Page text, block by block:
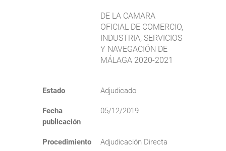
DE LA CAMARA
OFICIAL DE COMERCIO,
INDUSTRIA, SERVICIOS
Y NAVEGACIÓN DE
MÁLAGA 2020-2021
Estado Adjudicado
Fecha
publicación
05/12/2019
Procedimiento Adjudicación Directa